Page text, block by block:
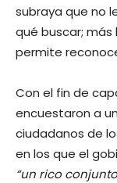
subraya que no
qué buscar;
permite
Con el fin de
encuestaron a
ciudadanos de
en los que el
“un rico